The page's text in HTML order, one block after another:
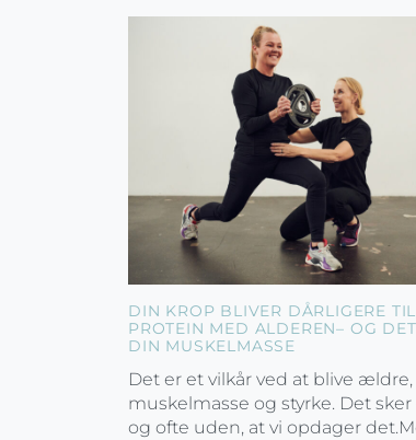
DIN KROP BLIVER DÅRLIGERE
PROTEIN MED ALDEREN– OG
DIN MUSKELMASSE
Det er et vilkår ved at blive
muskelmasse og styrke. Det sker
og ofte uden, at vi opdager